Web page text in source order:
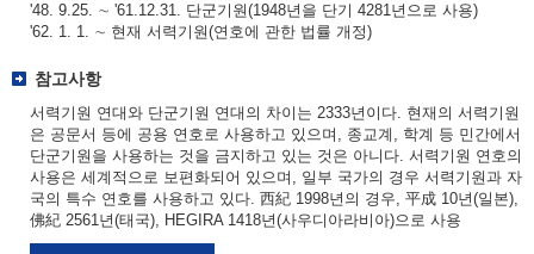
'48. 9.25. ∼ '61.12.31. 단군기원(1948년을 단기 4281년으로 사용)
'62. 1. 1. ∼ 현재 서력기원(연호에 관한 법률 개정)
참고사항
서력기원 연대와 단군기원 연대의 차이는 2333년이다. 현재의 서력기원
은 공문서 등에 공용 연호로 사용하고 있으며, 종교계, 학계 등 민간에서
단군기원을 사용하는 것을 금지하고 있는 것은 아니다. 서력기원 연호의
사용은 세계적으로 보편화되어 있으며, 일부 국가의 경우 서력기원과 자
국의 특수 연호를 사용하고 있다. 西紀 1998년의 경우, 平成 10년(일본),
佛紀 2561년(태국), HEGIRA 1418년(사우디아라비아)으로 사용